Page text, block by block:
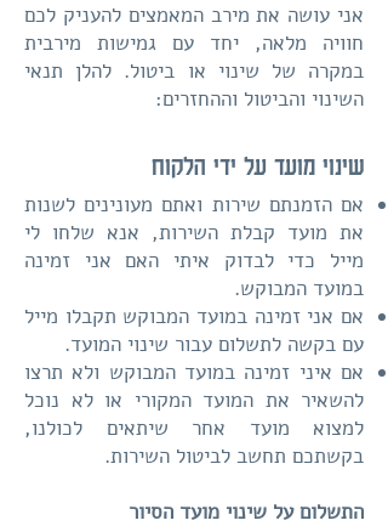
אני עושה את מירב המאמצים להעניק לכם
חוויה מלאה, יחד עם גמישות מירבית
במקרה של שינוי או ביטול. להלן תנאי
השינוי והביטול וההחזרים:
שינוי מועד על ידי הלקוח
אם הזמנתם שירות ואתם מעונינים לשנות
את מועד קבלת השירות, אנא שלחו לי
מייל כדי לבדוק איתי האם אני זמינה
במועד המבוקש.
אם אני זמינה במועד המבוקש תקבלו מייל
עם בקשה לתשלום עבור שינוי המועד.
אם איני זמינה במועד המבוקש ולא תרצו
להשאיר את המועד המקורי או לא נוכל
למצוא מועד אחר שיתאים לכולנו,
בקשתכם תחשב לביטול השירות.
התשלום על שינוי מועד הסיור